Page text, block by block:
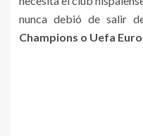
nunca debió de salir
Champions o Uefa